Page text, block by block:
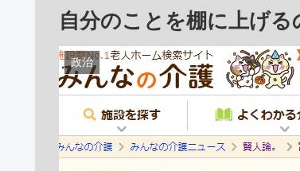
自分のことを棚に上げ
政治